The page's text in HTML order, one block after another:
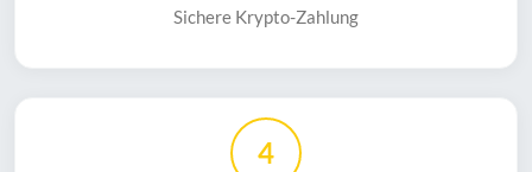
Sichere Krypto-Zahlung
4